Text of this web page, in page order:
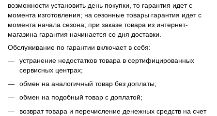
возможности установить день покупки, то гарантия идет с
момента изготовления; на сезонные товары гарантия идет с
момента начала сезона; при заказе товара из интернет-
магазина гарантия начинается со дня доставки.
Обслуживание по гарантии включает в себя:
устранение недостатков товара в сертифицированных
сервисных центрах;
обмен на аналогичный товар без доплаты;
обмен на подобный товар с доплатой;
возврат товара и перечисление денежных средств на счет